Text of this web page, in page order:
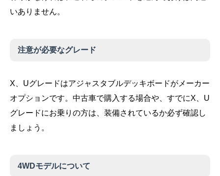
いありません。
注意が必要なグレード
X、Uグレードはアジャスタブルデッキボードがメーカー
オプションです。中古車で購入する場合や、すでにX、U
グレードにお乗りの方は、装備されているか必ず確認し
ましょう。
4WDモデルについて